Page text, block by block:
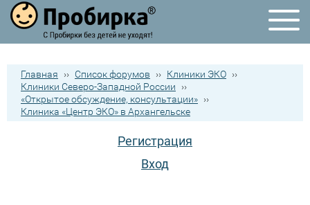
Главная ›› Список форумов ›› Клиники ЭКО ››
Клиники Северо-Западной России
››
«Открытое обсуждение, консультации» ››
Клиника «Центр ЭКО» в Архангельске
Регистрация
Вход